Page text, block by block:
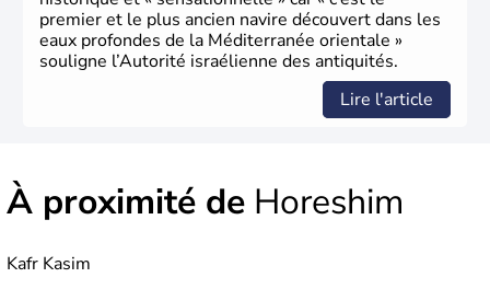
premier et le plus ancien navire découvert dans les
eaux profondes de la Méditerranée orientale »
souligne l’Autorité israélienne des antiquités.
Lire l'article
À proximité de Horeshim
Kafr Kasim